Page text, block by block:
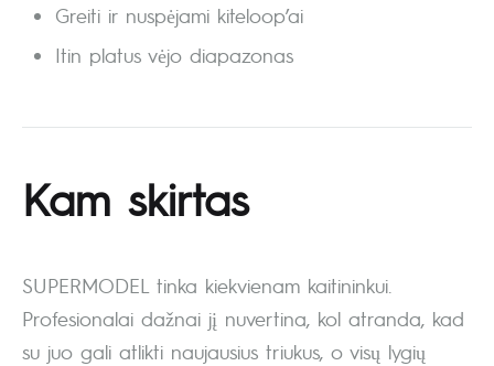
Greiti ir nuspėjami kiteloop’ai
Itin platus vėjo diapazonas
Kam skirtas
SUPERMODEL tinka kiekvienam kaitininkui.
Profesionalai dažnai jį nuvertina, kol atranda, kad
su juo gali atlikti naujausius triukus, o visų lygių